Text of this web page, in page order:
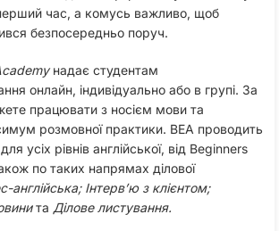
час, а комусь важливо, щоб
безпосередньо поруч.
надає студентам
онлайн, індивідуально або в групі. За
працювати з носієм мови та
розмовної практики. BEA проводить
усіх рівнів англійської, від Beginners
по таких напрямах ділової
англійська; Інтерв’ю з клієнтом;
та Ділове листування.